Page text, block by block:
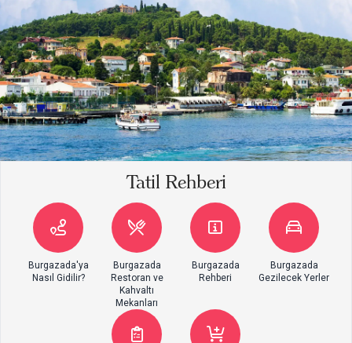
Tatil Rehberi
Burgazada'ya
Nasıl Gidilir?
Burgazada
Restoran ve
Kahvaltı
Mekanları
Burgazada
Rehberi
Burgazada
Gezilecek Yerler